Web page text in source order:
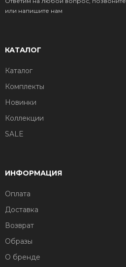
или напишите нам
КАТАЛОГ
Каталог
Комплекты
Новинки
Коллекции
SALE
ИНФОРМАЦИЯ
Оплата
Доставка
Возврат
Образы
О бренде